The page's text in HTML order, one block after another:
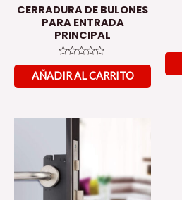
CERRADURA DE BULONES
PARA ENTRADA
PRINCIPAL
Valorado
en
0
de
AÑADIR AL CARRITO